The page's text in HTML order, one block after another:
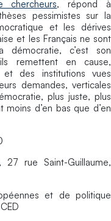
chercheurs, répond à
pessimistes sur la
et les dérives
et les Français ne sont
c’est son
remettent en cause,
des institutions vues
demandes, verticales
plus juste, plus
d’en bas que d’en
27 rue Saint-Guillaume,
et de politique